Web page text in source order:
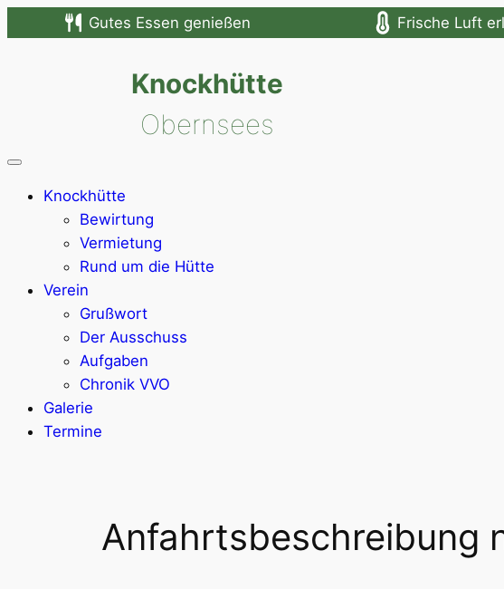
Inhalt
Gutes Essen genießen Frische Luft
Knockhütte
Obernsees
Knockhütte
Bewirtung
Vermietung
Rund um die Hütte
Verein
Grußwort
Der Ausschuss
Aufgaben
Chronik VVO
Galerie
Termine
Anfahrtsbeschreibung